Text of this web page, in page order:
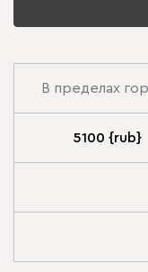
В пределах
5100 {rub}